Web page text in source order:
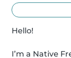
Hello!
I’m a Native